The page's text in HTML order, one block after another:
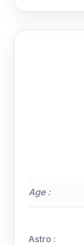
Age :
Astro :